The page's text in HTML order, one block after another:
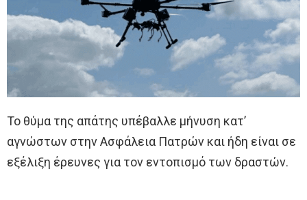
Το θύμα της απάτης υπέβαλλε μήνυση κατ’
αγνώστων στην Ασφάλεια Πατρών και ήδη είναι σε
εξέλιξη έρευνες για τον εντοπισμό των δραστών.